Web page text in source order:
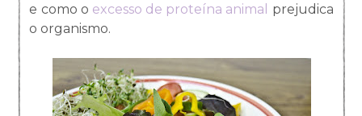
e como o excesso de proteína animal
prejudica
o organismo.